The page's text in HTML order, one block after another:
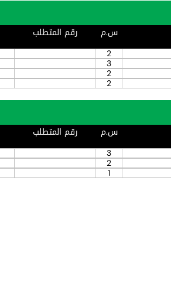
س.م رقم المتطلب
2
3
2
2
س.م رقم المتطلب
3
2
1